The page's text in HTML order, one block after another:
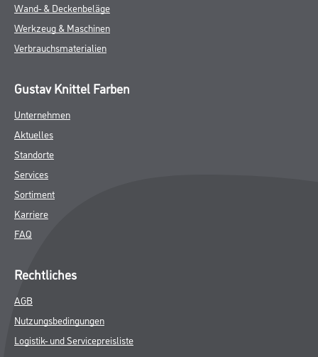
Wand- & Deckenbeläge
Werkzeug & Maschinen
Verbrauchsmaterialien
Gustav Knittel Farben
Unternehmen
Aktuelles
Standorte
Services
Sortiment
Karriere
FAQ
Rechtliches
AGB
Nutzungsbedingungen
Logistik- und Servicepreisliste